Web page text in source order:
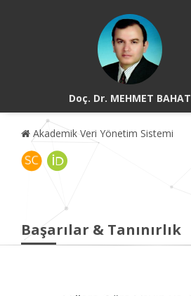
Doç. Dr. MEHMET BAHAT
Akademik Veri Yönetim Sistemi
Başarılar & Tanınırlık